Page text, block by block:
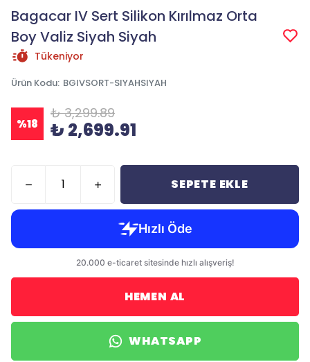
Bagacar IV Sert Silikon Kırılmaz Orta
Boy Valiz Siyah Siyah
Tükeniyor
Ürün Kodu: BGIVSORT-SIYAHSIYAH
%18
₺ 3,299.89
₺ 2,699.91
SEPETE EKLE
HEMEN AL
WHATSAPP